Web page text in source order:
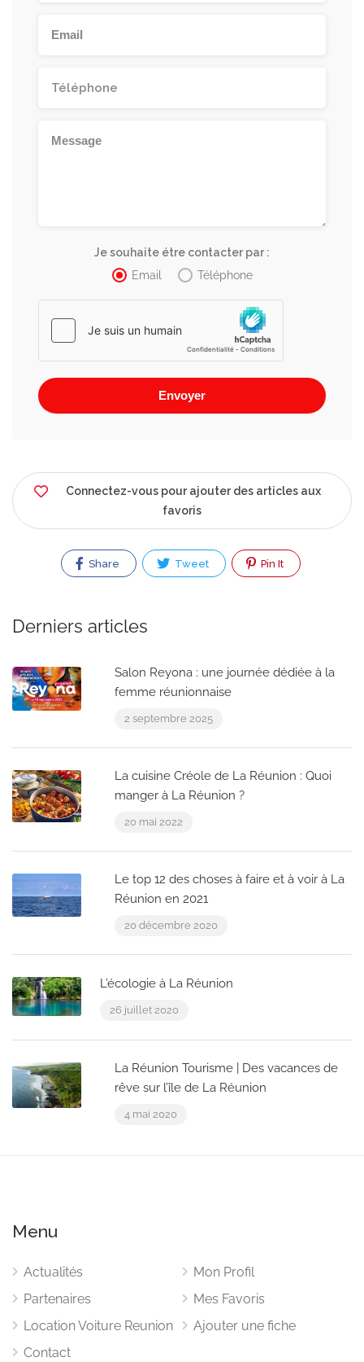
Je souhaite étre contacter par :
Email
Téléphone
Connectez-vous pour ajouter des articles aux
favoris
Share Tweet Pin It
Derniers articles
Salon Reyona : une journée dédiée à la
femme réunionnaise
2 septembre 2025
La cuisine Créole de La Réunion : Quoi
manger à La Réunion ?
20 mai 2022
Le top 12 des choses à faire et à voir à La
Réunion en 2021
20 décembre 2020
L’écologie à La Réunion
26 juillet 2020
La Réunion Tourisme | Des vacances de
rêve sur l’île de La Réunion
4 mai 2020
Menu
Actualités
Partenaires
Location Voiture Reunion
Contact
Mon Profil
Mes Favoris
Ajouter une fiche